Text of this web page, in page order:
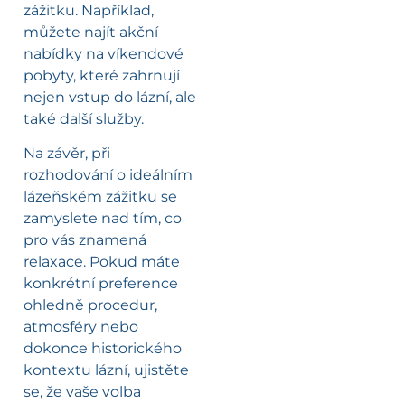
zážitku. Například,
můžete najít akční
nabídky na víkendové
pobyty, které zahrnují
nejen vstup do lázní, ale
také další služby.
Na závěr, při
rozhodování o ideálním
lázeňském zážitku se
zamyslete nad tím, co
pro vás znamená
relaxace. Pokud máte
konkrétní preference
ohledně procedur,
atmosféry nebo
dokonce historického
kontextu lázní, ujistěte
se, že vaše volba